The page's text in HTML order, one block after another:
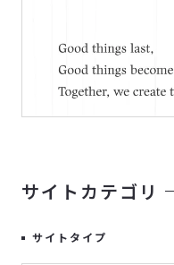
サイトカテゴリ
サイトタイプ